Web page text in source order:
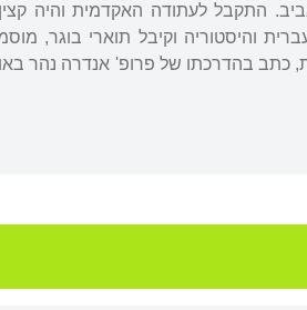
התקבל לעתודה האקדמית והיה
והיסטוריה וקיבל תוארי בוגר,
בהדרכתו של פרופ' אנדרה נהר